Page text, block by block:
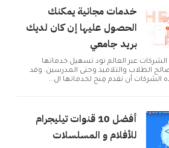
خدمات مجانية يمكنك
الحصول عليها إن كان لديك
بريد جامعي
الشركات عبر العالم تود تسهيل خدماتها
الطلاب والتلاميذ وحتى المدرسين. وقد
الشركات أن تقدم مِنح لخدماتها ال...
أفضل 10 قنوات تيليجرام
للأفلام و المسلسلات